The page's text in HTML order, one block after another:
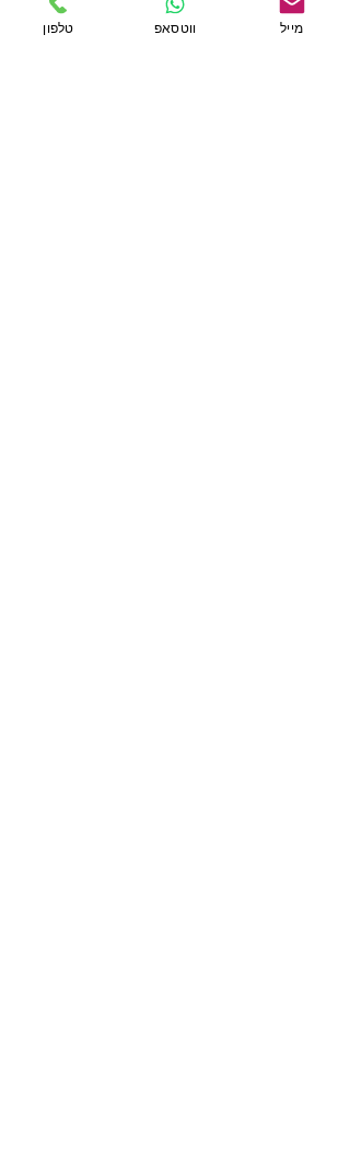
שיצר החטא הוא הזדמנות. התשובה ("ממעמקים
קראתיך") מאפשרת לאדם לרדת אל מעמקי נפשו
טלפון ווטסאפ מייל